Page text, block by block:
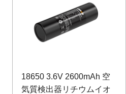
18650 3.6V 2600mAh 空
気質検出器リチウムイオ